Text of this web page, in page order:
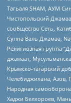
Тагьаля SHAM, АУМ
Чистопольский
сообщество Сеть,
Сунна Валь Джамаа,
Религиозная группа
джамаат,
Крымско-татарский
Челебиджихана, Азов,
Народная
Хаджи Белхороев,